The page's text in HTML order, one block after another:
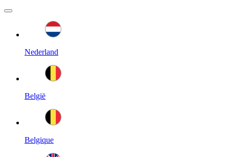
Nederland
België
Belgique